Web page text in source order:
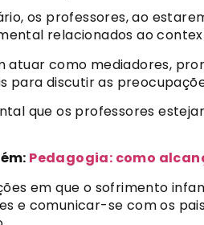
os professores, ao
relacionados ao
atuar como mediadores,
para discutir as
que os professores
Pedagogia: como
em que o sofrimento
e comunicar-se com os